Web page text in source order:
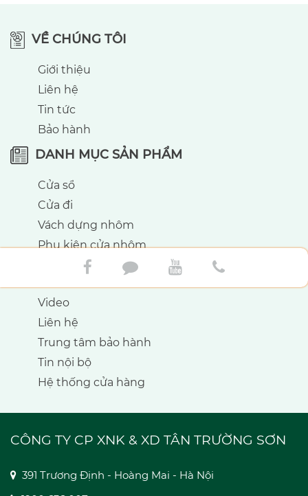
VỀ CHÚNG TÔI
Giới thiệu
Liên hệ
Tin tức
Bảo hành
DANH MỤC SẢN PHẨM
Cửa sổ
Cửa đi
Vách dựng nhôm
Phụ kiện cửa nhôm
HỖ TRỢ SẢN PHẨM
Video
Liên hệ
Trung tâm bảo hành
Tin nội bộ
Hệ thống cửa hàng
CÔNG TY CP XNK & XD TÂN TRƯỜNG SƠN
391 Trương Định - Hoàng Mai - Hà Nội